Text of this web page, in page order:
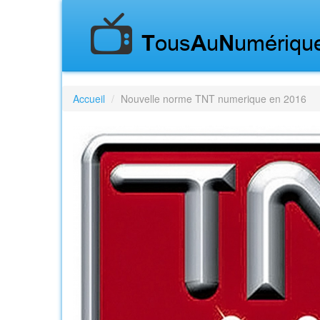
Accueil Nouvelle norme TNT numerique en 2016